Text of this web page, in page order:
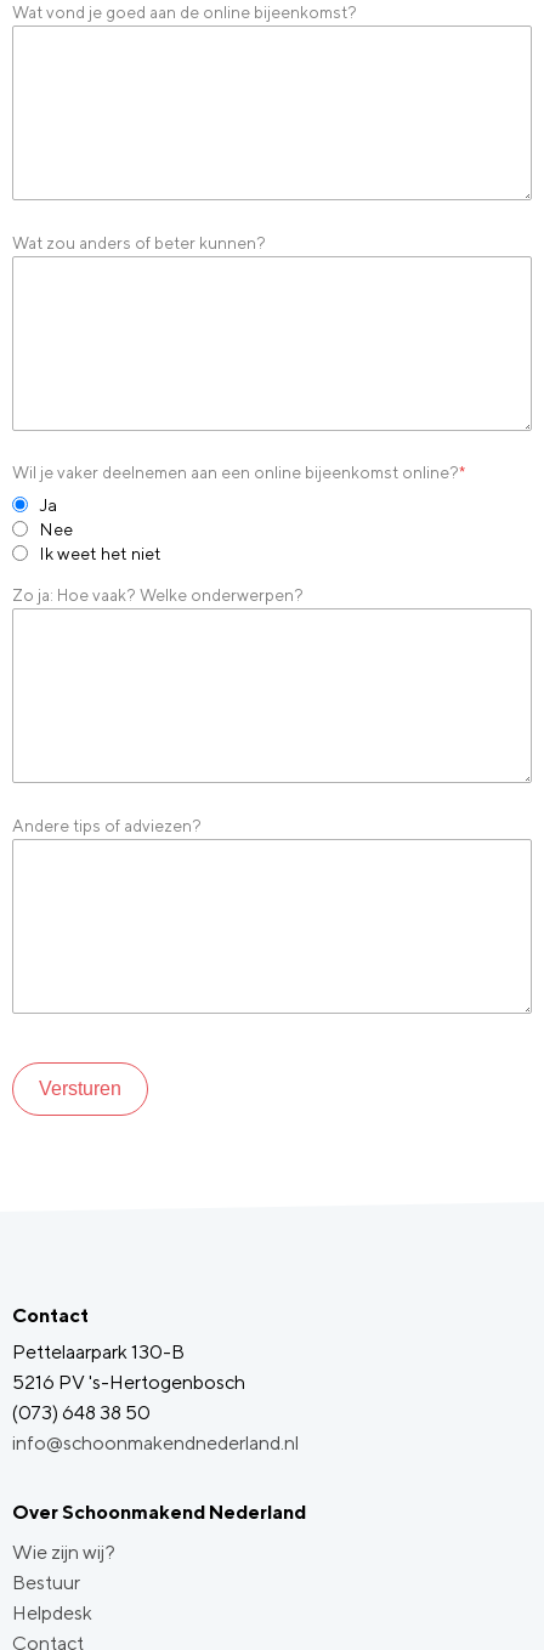
Wat vond je goed aan de online bijeenkomst?
Wat zou anders of beter kunnen?
Wil je vaker deelnemen aan een online bijeenkomst online?*
Ja
Nee
Ik weet het niet
Zo ja: Hoe vaak? Welke onderwerpen?
Andere tips of adviezen?
Versturen
Contact
Pettelaarpark 130-B
5216 PV 's-Hertogenbosch
(073) 648 38 50
info@schoonmakendnederland.nl
Over Schoonmakend Nederland
Wie zijn wij?
Bestuur
Helpdesk
Contact